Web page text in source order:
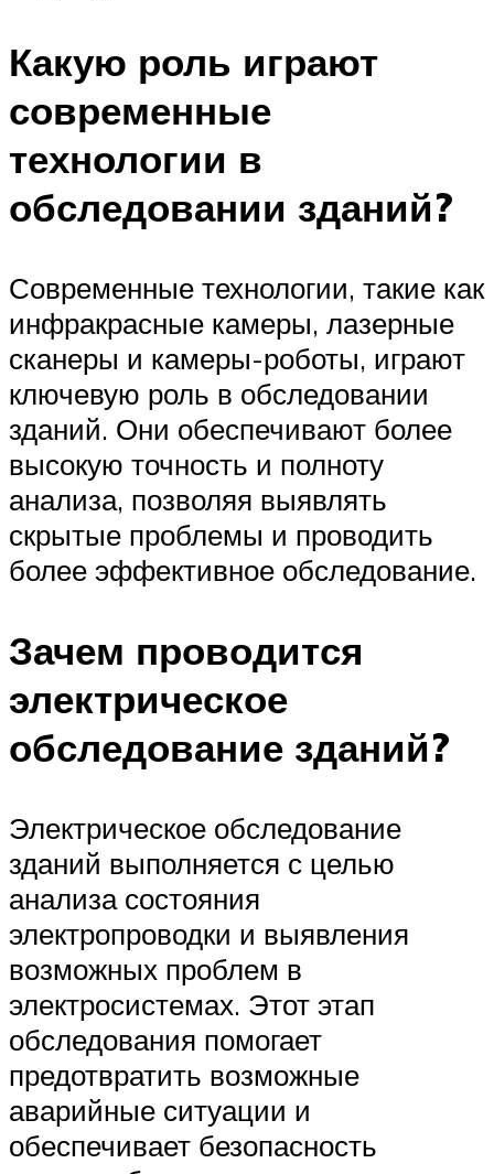
Какую роль играют
современные
технологии в
обследовании зданий?
Современные технологии, такие как
инфракрасные камеры, лазерные
сканеры и камеры-роботы, играют
ключевую роль в обследовании
зданий. Они обеспечивают более
высокую точность и полноту
анализа, позволяя выявлять
скрытые проблемы и проводить
более эффективное обследование.
Зачем проводится
электрическое
обследование зданий?
Электрическое обследование
зданий выполняется с целью
анализа состояния
электропроводки и выявления
возможных проблем в
электросистемах. Этот этап
обследования помогает
предотвратить возможные
аварийные ситуации и
обеспечивает безопасность